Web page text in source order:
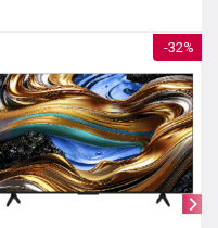
hình ảnh
-32%